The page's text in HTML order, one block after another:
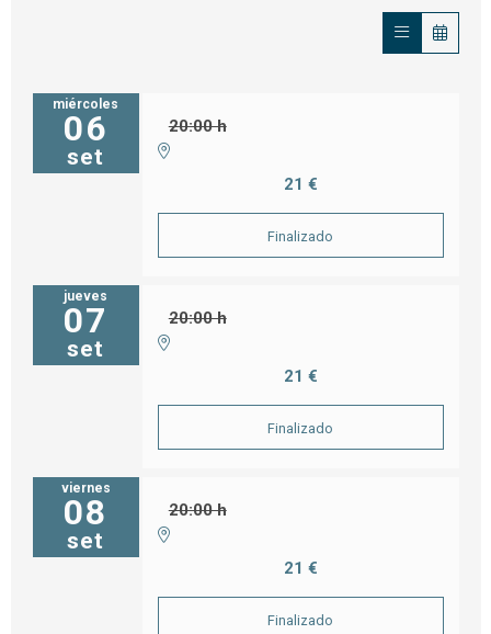
miércoles
06
set
20:00 h
21 €
Finalizado
jueves
07
set
20:00 h
21 €
Finalizado
viernes
08
set
20:00 h
21 €
Finalizado